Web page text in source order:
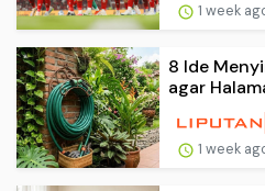
1 week
8 Ide
agar
1 week